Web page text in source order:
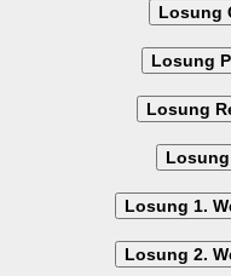
Losung
Losung
Losung
Losung 1.
Losung 2.